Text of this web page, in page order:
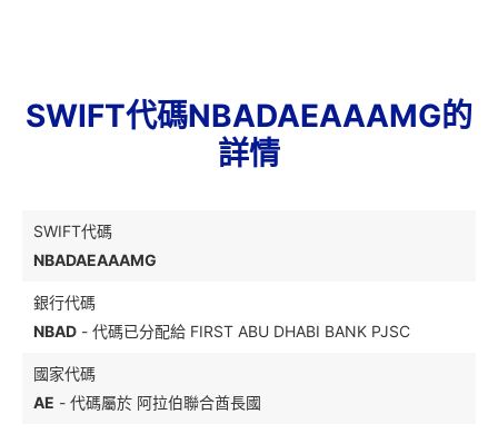
SWIFT代碼NBADAEAAAMG的
詳情
SWIFT代碼
NBADAEAAAMG
銀行代碼
NBAD - 代碼已分配給 FIRST ABU DHABI BANK PJSC
國家代碼
AE - 代碼屬於 阿拉伯聯合酋長國